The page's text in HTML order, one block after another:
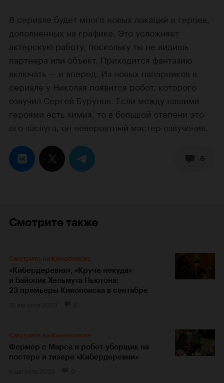
В сериале будет много новых локаций и героев,
дополненных на графике. Это усложняет
актерскую работу, поскольку ты не видишь
партнера или объект. Приходится фантазию
включать — и вперед. Из новых напарников в
сериале у Николая появится робот, которого
озвучил Сергей Бурунов. Если между нашими
героями есть химия, то в большой степени это
его заслуга, он невероятный мастер озвучения.
Смотрите также
Смотрите на Кинопоиске
«Кибердеревня», «Круче некуда»
и байопик Хельмута Ньютона:
23 премьеры Кинопоиска в сентябре
Смотрите на Кинопоиске
Фермер с Марса и робот-уборщик на
постере и тизере «Кибердеревни»